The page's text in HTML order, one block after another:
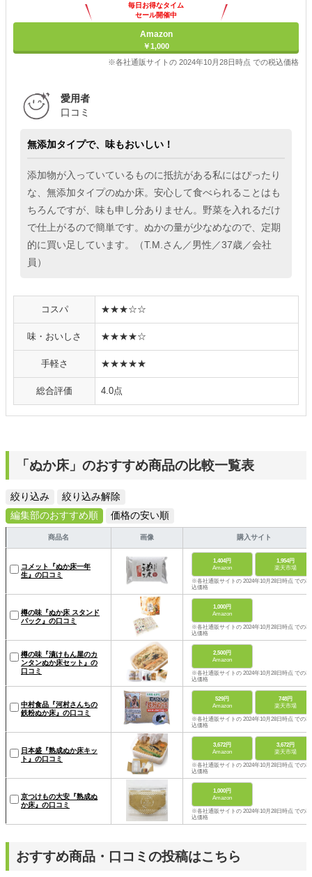
毎日お得なタイム
セール開催中
Amazon
￥1,000
※各社通販サイトの 2024年10月28日時点 での税込価格
愛用者
口コミ
無添加タイプで、味もおいしい！
添加物が入っていているものに抵抗がある私にはぴったり
な、無添加タイプのぬか床。安心して食べられることはも
ちろんですが、味も申し分ありません。野菜を入れるだけ
で仕上がるので簡単です。ぬかの量が少なめなので、定期
的に買い足しています。（T.M.さん／男性／37歳／会社
員）
コスパ ★★★☆☆
味・おいしさ ★★★★☆
手軽さ ★★★★★
総合評価 4.0点
「ぬか床」のおすすめ商品の比較一覧表
絞り込み
絞り込み解除
編集部のおすすめ順
価格の安い順
商品名 画像 購入サイト
コメット『ぬか床一年
生』の口コミ
1,404円
Amazon
1,954円
楽天市場
※各社通販サイトの 2024年10月28日時点 での税
込価格
樽の味『ぬか床 スタンド
パック』の口コミ
1,000円
Amazon
※各社通販サイトの 2024年10月28日時点 での税
込価格
樽の味『漬けもん屋のカ
ンタンぬか床セット』の
口コミ
2,500円
Amazon
※各社通販サイトの 2024年10月28日時点 での税
込価格
中村食品『河村さんちの
鉄粉ぬか床』の口コミ
529円
Amazon
748円
楽天市場
※各社通販サイトの 2024年10月28日時点 での税
込価格
日本盛『熟成ぬか床キッ
ト』の口コミ
3,672円
Amazon
3,672円
楽天市場
※各社通販サイトの 2024年10月28日時点 での税
込価格
京つけもの大安『熟成ぬ
か床』の口コミ
1,000円
Amazon
※各社通販サイトの 2024年10月28日時点 での税
込価格
おすすめ商品・口コミの投稿はこちら